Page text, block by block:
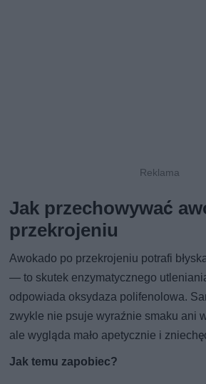
Jak przechowywać
przekrojeniu
Awokado po przekrojeniu potrafi
— to skutek enzymatycznego
odpowiada oksydaza polifenolowa.
zwykle nie psuje wyraźnie smaku ani
ale wygląda mało apetycznie i
Jak temu zapobiec?